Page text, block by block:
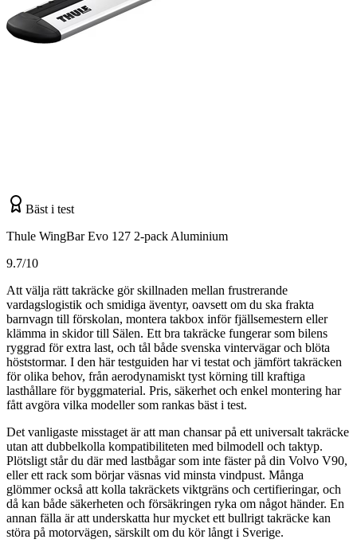
Bäst i test
Thule WingBar Evo 127 2-pack Aluminium
9.7/10
Att välja rätt takräcke gör skillnaden mellan frustrerande
vardagslogistik och smidiga äventyr, oavsett om du ska frakta
barnvagn till förskolan, montera takbox inför fjällsemestern eller
klämma in skidor till Sälen. Ett bra takräcke fungerar som bilens
ryggrad för extra last, och tål både svenska vintervägar och blöta
höststormar. I den här testguiden har vi testat och jämfört takräcken
för olika behov, från aerodynamiskt tyst körning till kraftiga
lasthållare för byggmaterial. Pris, säkerhet och enkel montering har
fått avgöra vilka modeller som rankas bäst i test.
Det vanligaste misstaget är att man chansar på ett universalt takräcke
utan att dubbelkolla kompatibiliteten med bilmodell och taktyp.
Plötsligt står du där med lastbågar som inte fäster på din Volvo V90,
eller ett rack som börjar väsnas vid minsta vindpust. Många
glömmer också att kolla takräckets viktgräns och certifieringar, och
då kan både säkerheten och försäkringen ryka om något händer. En
annan fälla är att underskatta hur mycket ett bullrigt takräcke kan
störa på motorvägen, särskilt om du kör långt i Sverige.